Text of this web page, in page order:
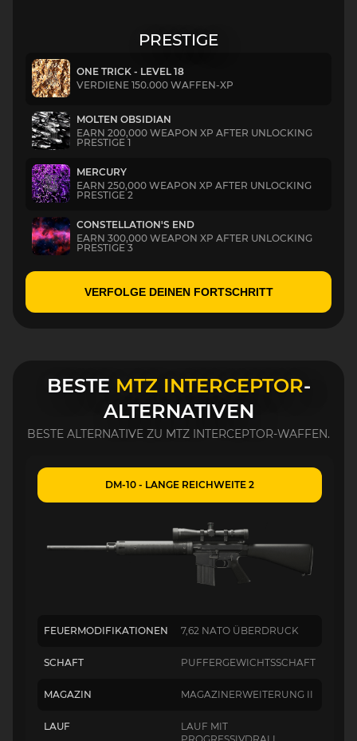
PRESTIGE
ONE TRICK - LEVEL 18
VERDIENE 150.000 WAFFEN-XP
MOLTEN OBSIDIAN
EARN 200,000 WEAPON XP AFTER UNLOCKING
PRESTIGE 1
MERCURY
EARN 250,000 WEAPON XP AFTER UNLOCKING
PRESTIGE 2
CONSTELLATION'S END
EARN 300,000 WEAPON XP AFTER UNLOCKING
PRESTIGE 3
VERFOLGE DEINEN FORTSCHRITT
BESTE MTZ INTERCEPTOR-
ALTERNATIVEN
BESTE ALTERNATIVE ZU MTZ INTERCEPTOR-WAFFEN.
DM-10 - LANGE REICHWEITE 2
FEUERMODIFIKATIONEN 7,62 NATO ÜBERDRUCK
SCHAFT PUFFERGEWICHTSSCHAFT
MAGAZIN MAGAZINERWEITERUNG II
LAUF
LAUF MIT